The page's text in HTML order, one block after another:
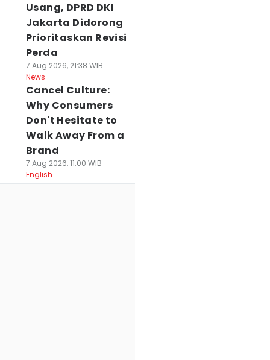
Usang, DPRD DKI
Jakarta Didorong
Prioritaskan Revisi
Perda
7 Aug 2026, 21:38 WIB
News
Cancel Culture:
Why Consumers
Don't Hesitate to
Walk Away From a
Brand
7 Aug 2026, 11:00 WIB
English